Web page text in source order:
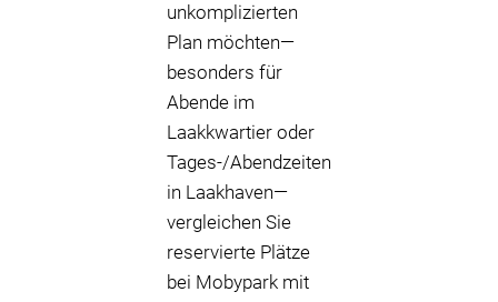
unkomplizierten
Plan möchten—
besonders für
Abende im
Laakkwartier oder
Tages-/Abendzeiten
in Laakhaven—
vergleichen Sie
reservierte Plätze
bei Mobypark mit